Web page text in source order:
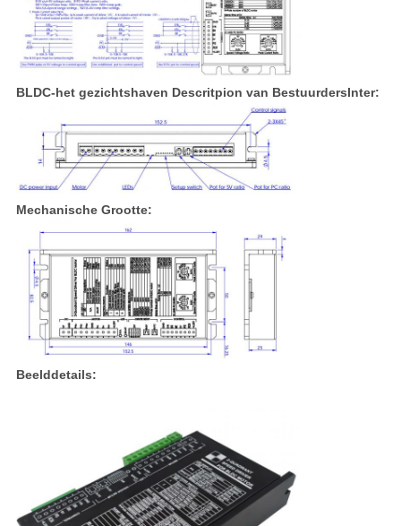
BLDC-het gezichtshaven Descritpion van BestuurdersInter:
Mechanische Grootte:
Beelddetails: